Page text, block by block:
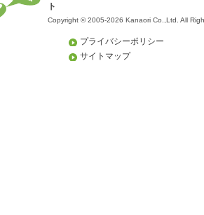
ト
Copyright © 2005-2026 Kanaori Co.,Ltd. All
プライバシーポリシー
サイトマップ